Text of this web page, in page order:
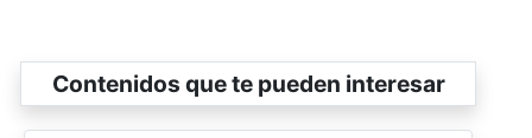
Contenidos que te pueden interesar